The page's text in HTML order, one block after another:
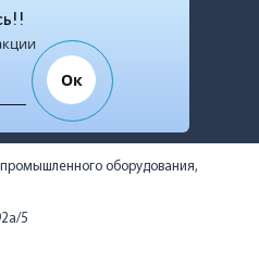
Ок
оборудования,
5